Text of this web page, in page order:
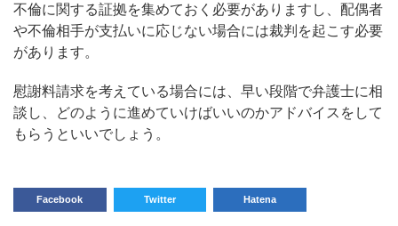
不倫に関する証拠を集めておく必要がありますし、配偶者
や不倫相手が支払いに応じない場合には裁判を起こす必要
があります。
慰謝料請求を考えている場合には、早い段階で弁護士に相
談し、どのように進めていけばいいのかアドバイスをして
もらうといいでしょう。
Facebook Twitter Hatena